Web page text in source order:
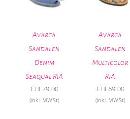
Avarca
Sandalen
Denim
Seaqual RIA
CHF79.00
(inkl. MWSt)
Avarca
Sandalen
Multicolor
RIA
CHF69.00
(inkl. MWSt)